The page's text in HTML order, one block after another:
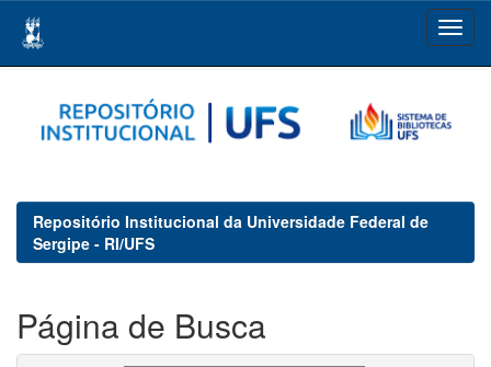
navigation
Repositório Institucional da Universidade Federal de
Sergipe - RI/UFS
Página de Busca